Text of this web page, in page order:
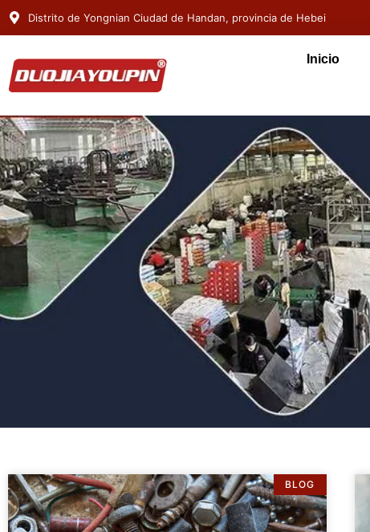
Distrito de Yongnian Ciudad de Handan, provincia de Hebei
Inicio
BLOG